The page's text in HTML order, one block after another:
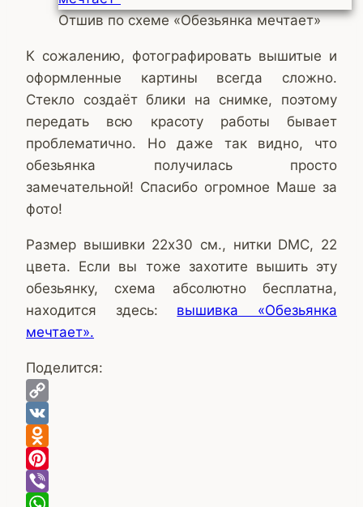
Отшив по схеме «Обезьянка мечтает»
К сожалению, фотографировать вышитые и
оформленные картины всегда сложно.
Стекло создаёт блики на снимке, поэтому
передать всю красоту работы бывает
проблематично. Но даже так видно, что
обезьянка получилась просто
замечательной! Спасибо огромное Маше за
фото!
Размер вышивки 22х30 см., нитки DMC, 22
цвета. Если вы тоже захотите вышить эту
обезьянку, схема абсолютно бесплатна,
находится здесь: вышивка «Обезьянка
мечтает».
Поделится:
Copy
Link
VK
Odnoklassniki
Pinterest